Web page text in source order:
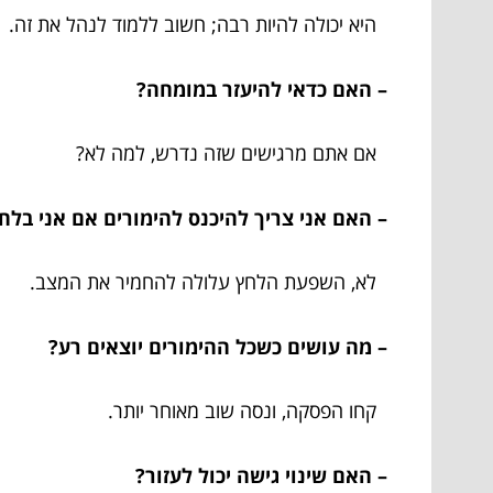
היא יכולה להיות רבה; חשוב ללמוד לנהל את זה.
– האם כדאי להיעזר במומחה?
אם אתם מרגישים שזה נדרש, למה לא?
– האם אני צריך להיכנס להימורים אם אני
לא, השפעת הלחץ עלולה להחמיר את המצב.
– מה עושים כשכל ההימורים יוצאים רע?
קחו הפסקה, ונסה שוב מאוחר יותר.
– האם שינוי גישה יכול לעזור?